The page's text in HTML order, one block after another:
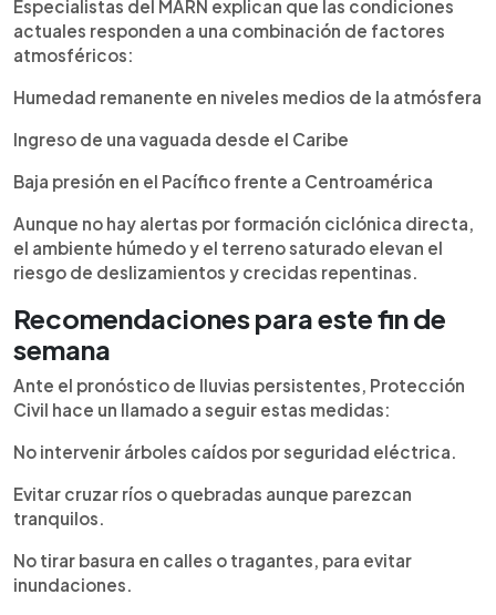
Especialistas del MARN explican que las condiciones
actuales responden a una combinación de factores
atmosféricos:
Humedad remanente en niveles medios de la atmósfera
Ingreso de una vaguada desde el Caribe
Baja presión en el Pacífico frente a Centroamérica
Aunque no hay alertas por formación ciclónica directa,
el ambiente húmedo y el terreno saturado elevan el
riesgo de deslizamientos y crecidas repentinas.
Recomendaciones para este fin de
semana
Ante el pronóstico de lluvias persistentes, Protección
Civil hace un llamado a seguir estas medidas:
No intervenir árboles caídos por seguridad eléctrica.
Evitar cruzar ríos o quebradas aunque parezcan
tranquilos.
No tirar basura en calles o tragantes, para evitar
inundaciones.